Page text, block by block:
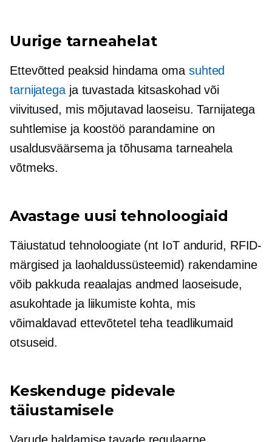
Uurige tarneahelat
Ettevõtted peaksid hindama oma suhted
tarnijategaja tuvastada kitsaskohad või
viivitused, mis mõjutavad laoseisu. Tarnijatega
suhtlemise ja koostöö parandamine on
usaldusväärsema ja tõhusama tarneahela
võtmeks.
Avastage uusi tehnoloogiaid
Täiustatud tehnoloogiate (nt IoT andurid, RFID-
märgised ja laohaldussüsteemid) rakendamine
võib pakkuda reaalajasandmed laoseisude,
asukohtade ja liikumiste kohta, mis
võimaldavad ettevõtetel teha teadlikumaid
otsuseid.
Keskenduge pidevale
täiustamisele